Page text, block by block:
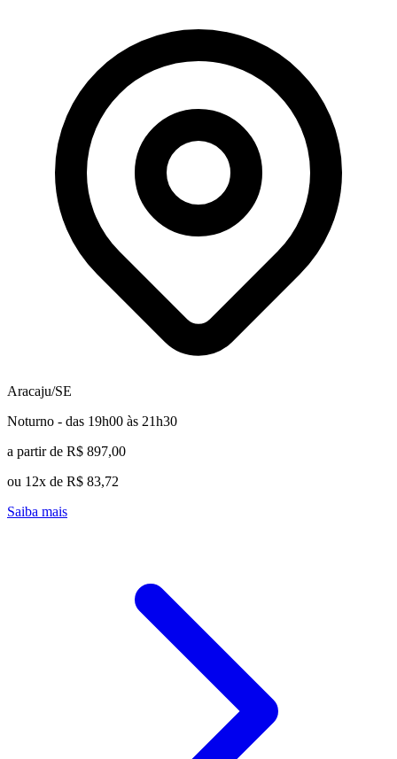
Aracaju/SE
Noturno - das 19h00 às 21h30
a partir de R$ 897,00
ou 12x de R$ 83,72
Saiba mais